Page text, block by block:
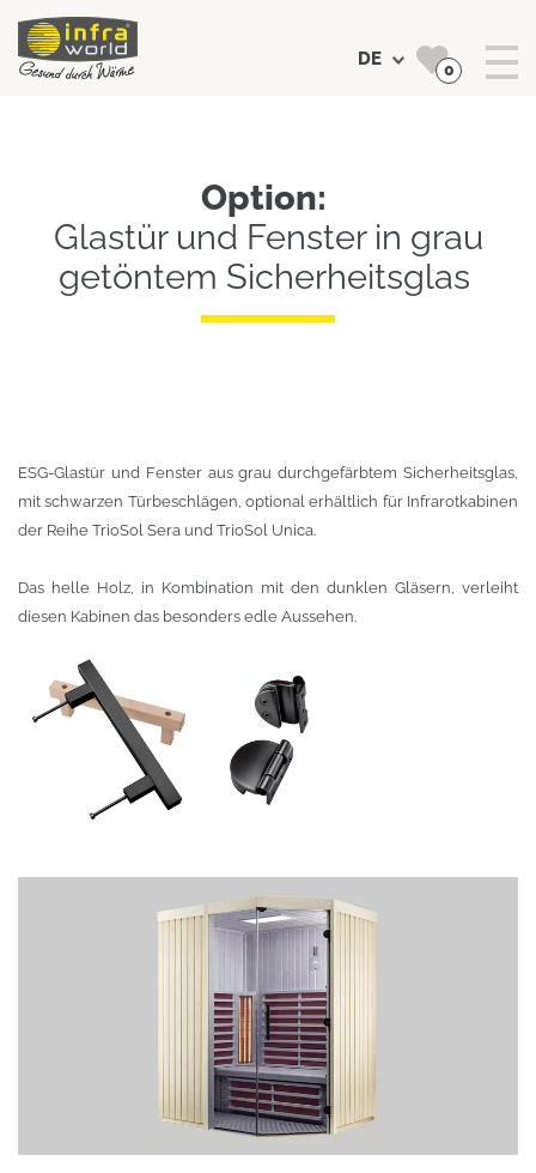
DE 0
Option:
Glastür und Fenster in grau
getöntem Sicherheitsglas
ESG-Glastür und Fenster aus grau durchgefärbtem Sicherheitsglas,
mit schwarzen Türbeschlägen, optional erhältlich für Infrarotkabinen
der Reihe TrioSol Sera und TrioSol Unica.
Das helle Holz, in Kombination mit den dunklen Gläsern, verleiht
diesen Kabinen das besonders edle Aussehen.